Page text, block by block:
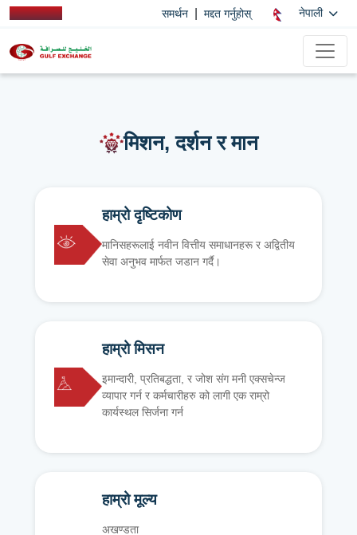
समर्थन मद्दत गर्नुहोस् नेपाली
मिशन, दर्शन र मान
हाम्रो दृष्टिकोण
मानिसहरूलाई नवीन वित्तीय समाधानहरू र अद्वितीय
सेवा अनुभव मार्फत जडान गर्दै।
हाम्रो मिसन
इमान्दारी, प्रतिबद्धता, र जोश संग मनी एक्सचेन्ज
व्यापार गर्न र कर्मचारीहरु को लागी एक राम्रो
कार्यस्थल सिर्जना गर्न
हाम्रो मूल्य
अखण्डता